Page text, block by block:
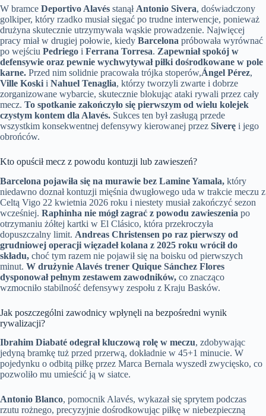
W bramce Deportivo Alavés stanął Antonio Sivera, doświadczony
golkiper, który rzadko musiał sięgać po trudne interwencje, ponieważ
drużyna skutecznie utrzymywała wąskie prowadzenie. Najwięcej
pracy miał w drugiej połowie, kiedy Barcelona próbowała wyrównać
po wejściu Pedriego i Ferrana Torresa. Zapewniał spokój w
defensywie oraz pewnie wychwytywał piłki dośrodkowane w pole
karne. Przed nim solidnie pracowała trójka stoperów,Ángel Pérez,
Ville Koski i Nahuel Tenaglia, którzy tworzyli zwarte i dobrze
zorganizowane wybarcie, skutecznie blokując ataki rywali przez cały
mecz. To spotkanie zakończyło się pierwszym od wielu kolejek
czystym kontem dla Alavés. Sukces ten był zasługą przede
wszystkim konsekwentnej defensywy kierowanej przez Siverę i jego
obrońców.
Kto opuścił mecz z powodu kontuzji lub zawieszeń?
Barcelona pojawiła się na murawie bez Lamine Yamala, który
niedawno doznał kontuzji mięśnia dwugłowego uda w trakcie meczu z
Celtą Vigo 22 kwietnia 2026 roku i niestety musiał zakończyć sezon
wcześniej. Raphinha nie mógł zagrać z powodu zawieszenia po
otrzymaniu żółtej kartki w El Clásico, która przekroczyła
dopuszczalny limit. Andreas Christensen po raz pierwszy od
grudniowej operacji więzadeł kolana z 2025 roku wrócił do
składu, choć tym razem nie pojawił się na boisku od pierwszych
minut. W drużynie Alavés trener Quique Sánchez Flores
dysponował pełnym zestawem zawodników, co znacząco
wzmocniło stabilność defensywy zespołu z Kraju Basków.
Jak poszczególni zawodnicy wpłynęli na bezpośredni wynik
rywalizacji?
Ibrahim Diabaté odegrał kluczową rolę w meczu, zdobywając
jedyną bramkę tuż przed przerwą, dokładnie w 45+1 minucie. W
pojedynku o odbitą piłkę przez Marca Bernala wyszedł zwycięsko, co
pozwoliło mu umieścić ją w siatce.
Antonio Blanco, pomocnik Alavés, wykazał się sprytem podczas
rzutu rożnego, precyzyjnie dośrodkowując piłkę w niebezpieczną